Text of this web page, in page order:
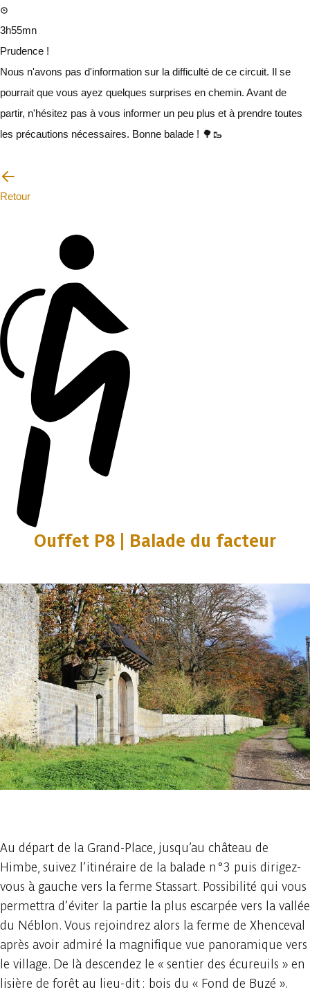
3h55mn
Prudence !
Nous n'avons pas d'information sur la difficulté de ce circuit. Il se
pourrait que vous ayez quelques surprises en chemin. Avant de
partir, n'hésitez pas à vous informer un peu plus et à prendre toutes
les précautions nécessaires. Bonne balade ! 🌳🥾
Retour
Ouffet P8 | Balade du facteur
Au départ de la Grand-Place, jusqu’au château de
Himbe, suivez l’itinéraire de la balade n°3 puis dirigez-
vous à gauche vers la ferme Stassart. Possibilité qui vous
permettra d’éviter la partie la plus escarpée vers la vallée
du Néblon. Vous rejoindrez alors la ferme de Xhenceval
après avoir admiré la magnifique vue panoramique vers
le village. De là descendez le « sentier des écureuils » en
lisière de forêt au lieu-dit : bois du « Fond de Buzé ».